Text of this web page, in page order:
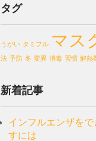
タグ
うがい タミフル マス
法 予防 冬 変異 消毒 習慣 解熱
新着記事
インフルエンザを
すには